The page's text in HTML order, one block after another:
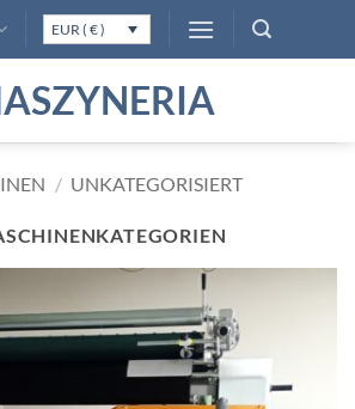
EUR ( € )
/ UNKATEGORISIERT